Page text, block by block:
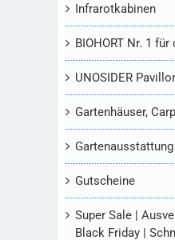
Infrarotkabinen
BIOHORT Nr. 1 für
UNOSIDER
Gartenhäuser,
Gutscheine
Super Sale |
Black Friday |